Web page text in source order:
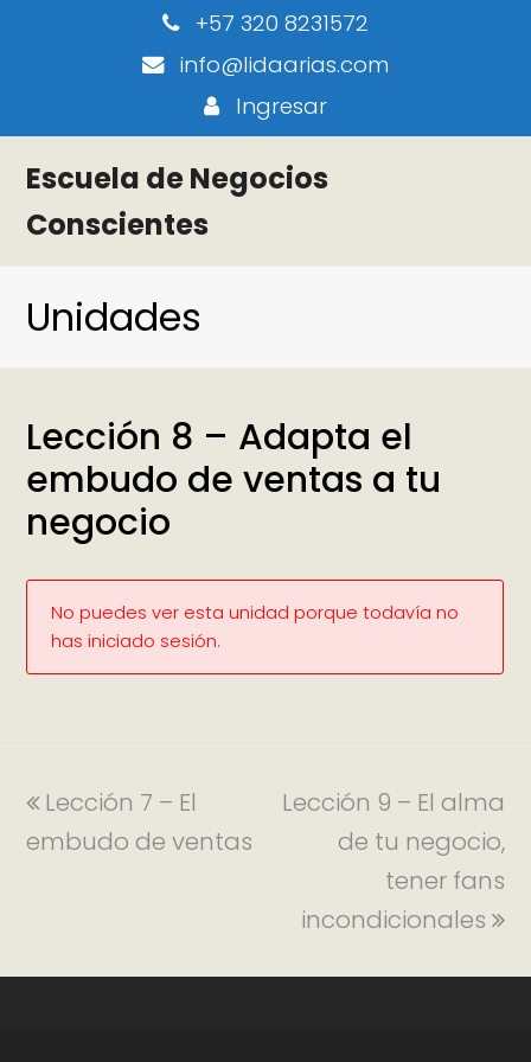
+57 320 8231572
info@lidaarias.com
Ingresar
Escuela de Negocios
Conscientes
Unidades
Lección 8 – Adapta el
embudo de ventas a tu
negocio
No puedes ver esta unidad porque todavía no
has iniciado sesión.
Lección 7 – El
embudo de ventas
Lección 9 – El alma
de tu negocio,
tener fans
incondicionales